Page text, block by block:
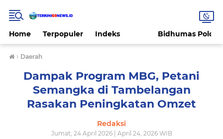
Home Terpopuler Indeks Bidhumas Polda
› Daerah
Dampak Program MBG, Petani
Semangka di Tambelangan
Rasakan Peningkatan Omzet
Redaksi
Jumat, 24 April 2026 | April 24, 2026 WIB